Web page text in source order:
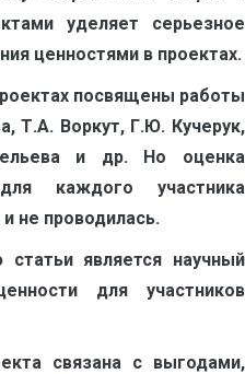
уделяет серьезное
ценностями в проектах.
посвящены работы
Т.А. Воркут, Г.Ю. Кучерук,
и др. Но оценка
каждого участника
не проводилась.
является научный
для участников
связана с выгодами,